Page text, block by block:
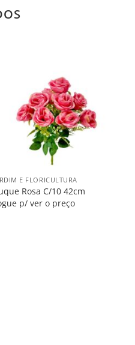
E FLORICULTURA
Rosa C/10 42cm
p/ ver o preço